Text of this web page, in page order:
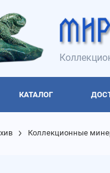
КАТАЛОГ
Коллекционные